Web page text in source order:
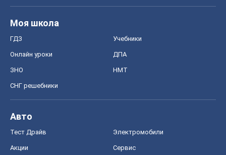
Моя школа
ГДЗ Учебники
Онлайн уроки ДПА
ЗНО НМТ
СНГ решебники
Авто
Тест Драйв Электромобили
Акции Сервис